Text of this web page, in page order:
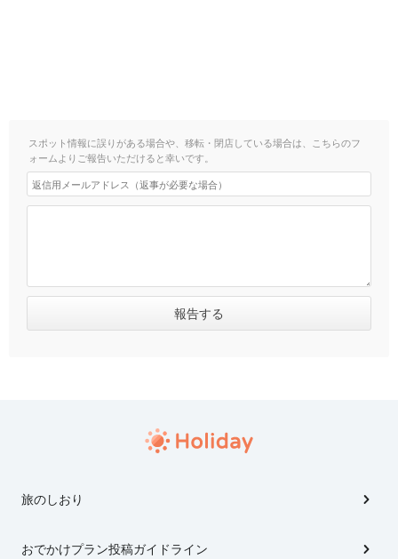
スポット情報に誤りがある場合や、移転・閉店している場合は、こちらのフ
ォームよりご報告いただけると幸いです。
旅のしおり
おでかけプラン投稿ガイドライン